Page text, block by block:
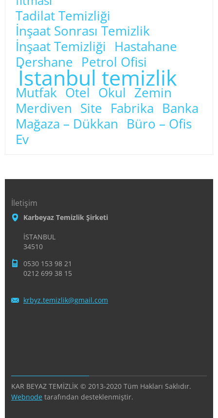
Tadilat Temizliği
İnşaat Sonrası Temizlik
İnşaat Temizliği Hastahane
Dershane Petrol Ofisi
İstanbul temizlik
Mutfak Otel Okul Zemin
Merdiven Site Fabrika Banka
Mağaza – Dükkan Büro – Ofis
Ev
İletişim
Karbeyaz Temizlik Şirketi
İSTANBUL
34510
0530 153 98 21
0212 699 38 15
krbyz.temizlik@gmail.com
KAR BEYAZ TEMİZLİK © 2013-2020 Tüm Hakları Saklıdır.
Webnode tarafından desteklenmiştir.